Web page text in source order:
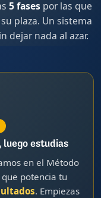
5 fasespor las que
plaza. Un sistema
dejar nada al azar.
luego estudias
en el Método
que potencia tu
. Empiezas